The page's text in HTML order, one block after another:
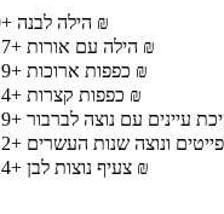
הילה לבנה +
9 ₪
הילה עם אורות +
17 ₪
כפפות ארוכות +
19 ₪
כפפות קצרות +
14 ₪
עיינים עם נוצה לברבור +
ונוצה שנות העשרים +
צעיף נוצות לבן +
24 ₪